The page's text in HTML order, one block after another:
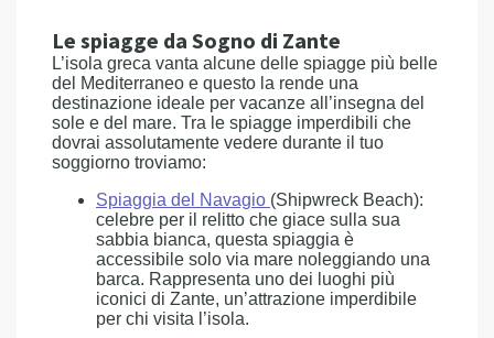
Le spiagge da Sogno di Zante
L’isola greca vanta alcune delle spiagge più belle
del Mediterraneo e questo la rende una
destinazione ideale per vacanze all’insegna del
sole e del mare. Tra le spiagge imperdibili che
dovrai assolutamente vedere durante il tuo
soggiorno troviamo:
Spiaggia del Navagio (Shipwreck Beach):
celebre per il relitto che giace sulla sua
sabbia bianca, questa spiaggia è
accessibile solo via mare noleggiando una
barca. Rappresenta uno dei luoghi più
iconici di Zante, un’attrazione imperdibile
per chi visita l’isola.